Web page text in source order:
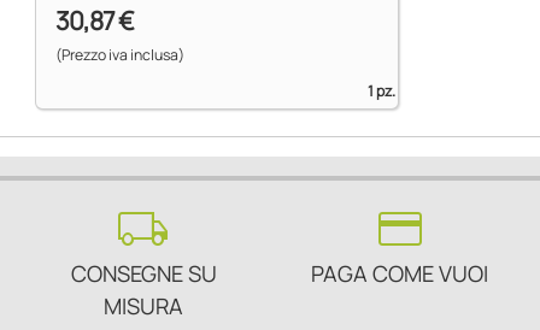
30,87 €
(Prezzo iva inclusa)
1 pz.
local_shipping
CONSEGNE SU
MISURA
credit_card
PAGA COME VUOI